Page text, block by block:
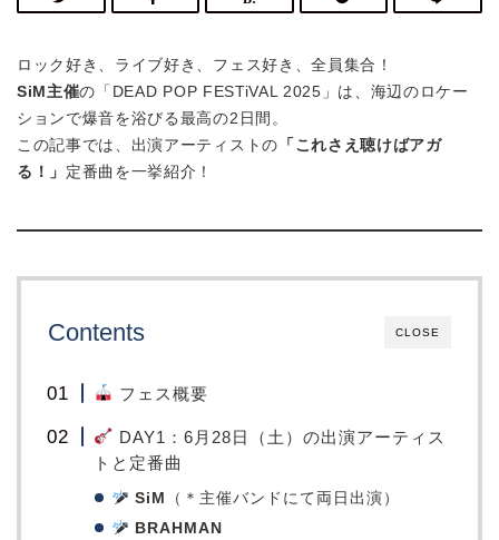
ロック好き、ライブ好き、フェス好き、全員集合！
SiM主催の「DEAD POP FESTiVAL 2025」は、海辺のロケー
ションで爆音を浴びる最高の2日間。
この記事では、出演アーティストの 「これさえ聴けばアガ
る！」 定番曲を一挙紹介！
CLOSE
Contents
フェス概要
DAY1：6月28日（土）の出演アーティス
トと定番曲
SiM
（＊主催バンドにて両日出演）
BRAHMAN